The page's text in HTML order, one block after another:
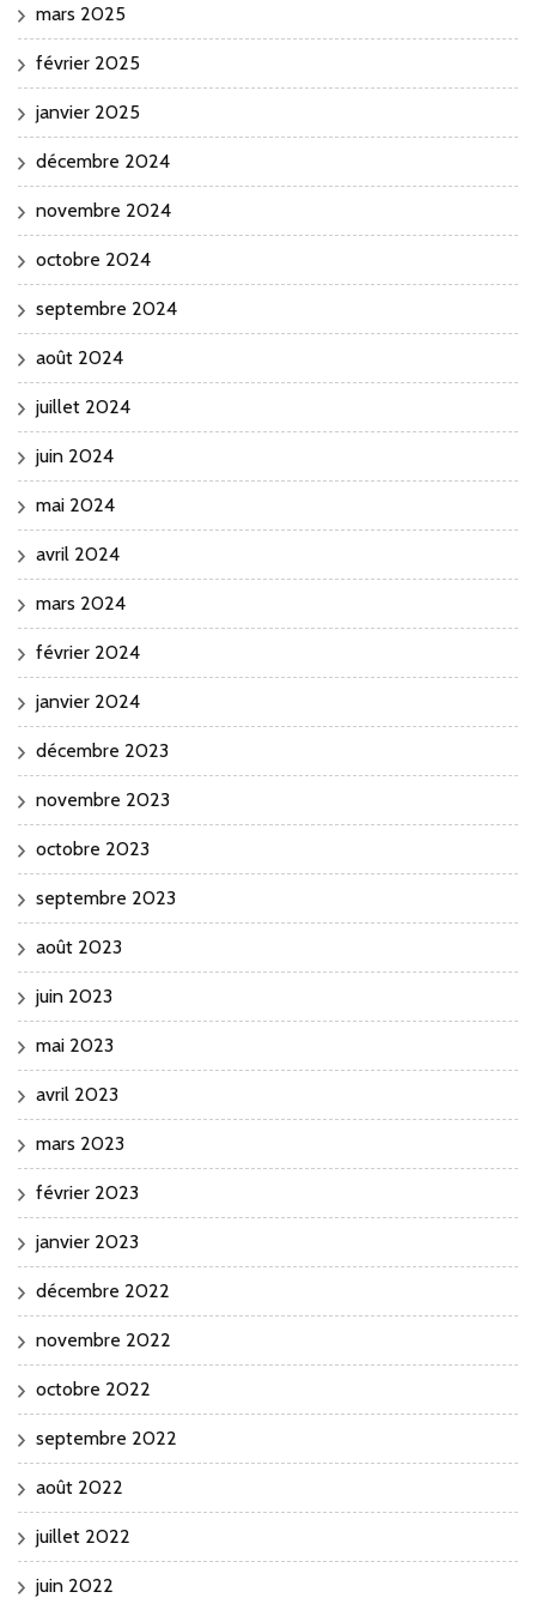
mars 2025
février 2025
janvier 2025
décembre 2024
novembre 2024
octobre 2024
septembre 2024
août 2024
juillet 2024
juin 2024
mai 2024
avril 2024
mars 2024
février 2024
janvier 2024
décembre 2023
novembre 2023
octobre 2023
septembre 2023
août 2023
juin 2023
mai 2023
avril 2023
mars 2023
février 2023
janvier 2023
décembre 2022
novembre 2022
octobre 2022
septembre 2022
août 2022
juillet 2022
juin 2022